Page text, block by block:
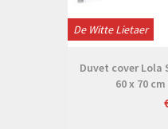
De Witte Lietaer
Duvet cover Lola
60 x 70